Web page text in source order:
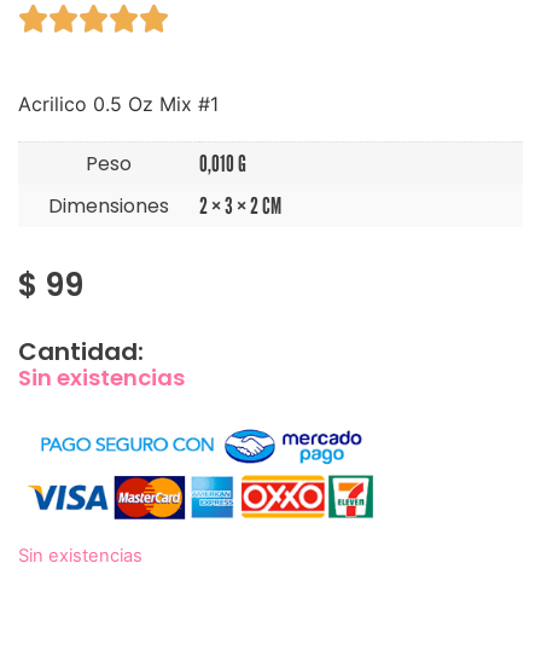

Acrilico 0.5 Oz Mix #1
Peso 0,010 G
Dimensiones 2 × 3 × 2 CM
$ 99
Cantidad:
Sin existencias
Sin existencias